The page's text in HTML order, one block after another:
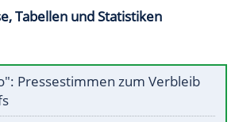
Tabellen und Statistiken
Pressestimmen zum Verbleib